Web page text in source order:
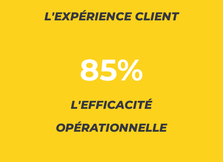
L'EXPÉRIENCE CLIENT
85%
L'EFFICACITÉ
OPÉRATIONNELLE